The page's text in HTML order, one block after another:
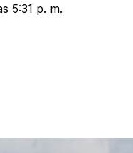
5:31 p. m.